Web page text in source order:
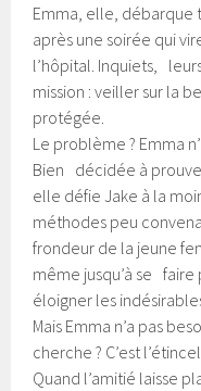
Emma, elle, débarque
après une soirée qui
l’hôpital. Inquiets,
mission : veiller sur la
protégée.
Le problème ? Emma
Bien décidée à
elle défie Jake à la
méthodes peu
frondeur de la jeune
même jusqu’à se
éloigner les
Mais Emma n’a pas
cherche ? C’est
Quand l’amitié laisse